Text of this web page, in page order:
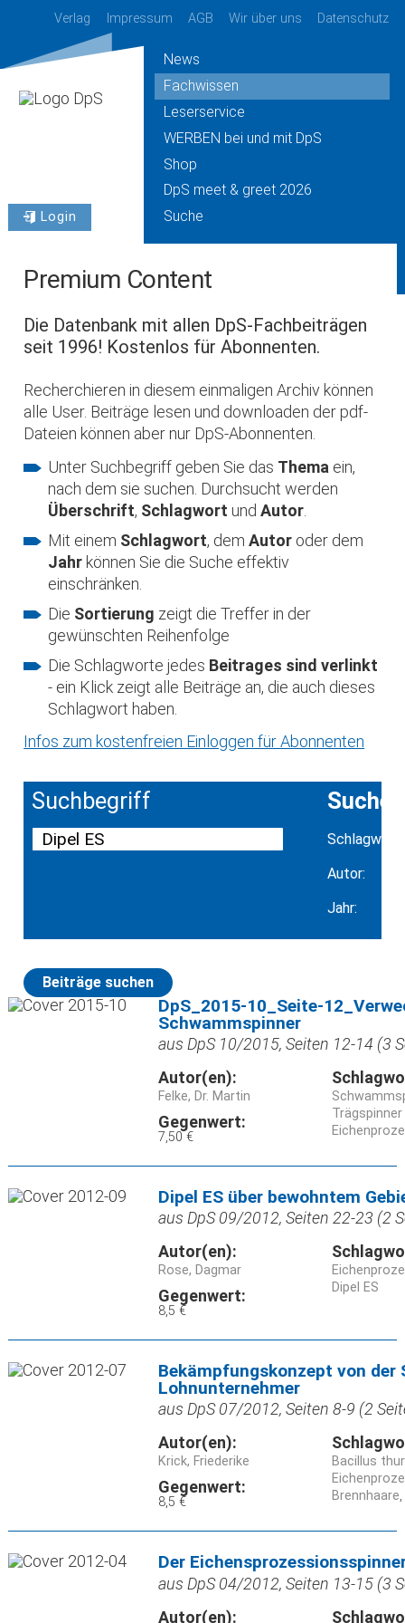
Verlag Impressum AGB Wir über uns Datenschutz
Login
News
Fachwissen
Leserservice
WERBEN bei und mit DpS
Shop
DpS meet & greet 2026
Suche
Premium Content
Die Datenbank mit allen DpS-Fachbeiträgen
seit 1996! Kostenlos für Abonnenten.
Recherchieren in diesem einmaligen Archiv können
alle User. Beiträge lesen und downloaden der pdf-
Dateien können aber nur DpS-Abonnenten.
Unter Suchbegriff geben Sie das Thema ein,
nach dem sie suchen. Durchsucht werden
Überschrift, Schlagwort undAutor
Mit einem Schlagwort, demAutor oder dem
Jahr können Sie die Suche effektiv
einschränken.
Die Sortierung zeigt die Treffer in der
gewünschten Reihenfolge
Die Schlagworte jedes Beitrages sind verlinkt
- ein Klick zeigt alle Beiträge an, die auch dieses
Schlagwort haben.
Infos zum kostenfreien Einloggen für Abonnenten
Suchbegriff Suche
Schlagwort:
Autor:
Jahr:
Beiträge suchen
DpS_2015-10_Seite-
Schwammspinner
aus DpS 10/2015, Seiten 12-14 (3
Autor(en):
Felke, Dr. Martin
Gegenwert:
7,50 €
Dipel ES über bewohntem
aus DpS 09/2012, Seiten 22-23 (2
Autor(en):
Rose, Dagmar
Gegenwert:
8,5 €
Dipel ES
Bekämpfungskonzept von
Lohnunternehmer
aus DpS 07/2012, Seiten 8-9 (2
Autor(en):
Krick, Friederike
Gegenwert:
8,5 €
Bacillus
Brennhaare
Der
aus DpS 04/2012, Seiten 13-15 (3
Autor(en):